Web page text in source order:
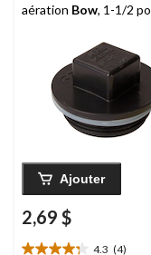
aération Bow, 1-1/2 po
Ajouter
2,69 $
4.3 (4)